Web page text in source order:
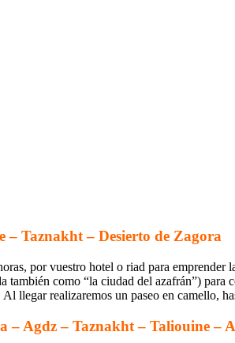
Taznakht – Desierto de Zagora
por vuestro hotel o riad para
también como “la ciudad del azafrán”)
llegar realizaremos un paseo en camello,
– Agdz – Taznakht – Taliouine –